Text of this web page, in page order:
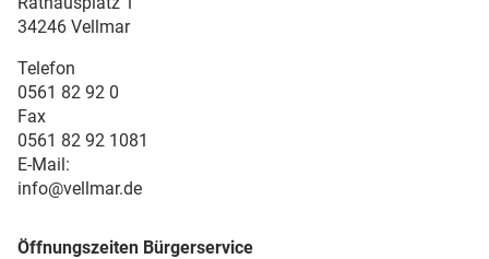
34246 Vellmar
Telefon
0561 82 92 0
Fax
0561 82 92 1081
E-Mail:
info@vellmar.de
Öffnungszeiten Bürgerservice